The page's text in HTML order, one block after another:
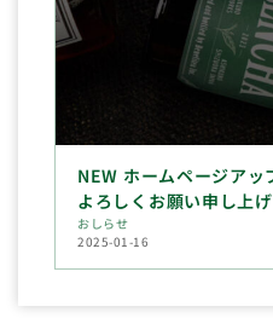
NEW ホームページアッ
よろしくお願い申し上げ
おしらせ
2025-01-16